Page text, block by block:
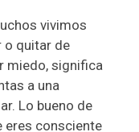
vivimos
o quitar de
miedo, significa
a una
Lo bueno de
eres consciente